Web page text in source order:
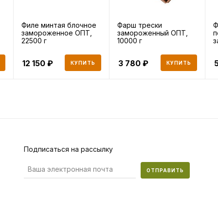
Филе минтая блочное
замороженное ОПТ,
22500 г
12 150 КУПИТЬ
Фарш трески
замороженный ОПТ,
10000 г
3 780 КУПИТЬ
Подписаться на рассылку
ОТПРАВИТЬ